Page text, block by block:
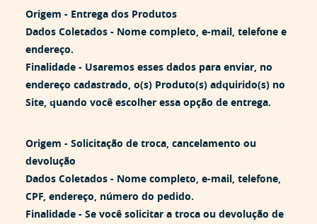
Origem - Entrega dos Produtos
Dados Coletados - Nome completo, e-mail, telefone e
endereço.
Finalidade - Usaremos esses dados para enviar, no
endereço cadastrado, o(s) Produto(s) adquirido(s) no
Site, quando você escolher essa opção de entrega.
Origem - Solicitação de troca, cancelamento ou
devolução
Dados Coletados - Nome completo, e-mail, telefone,
CPF, endereço, número do pedido.
Finalidade - Se você solicitar a troca ou devolução de